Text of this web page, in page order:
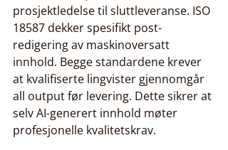
prosjektledelse til sluttleveranse. ISO
18587 dekker spesifikt post-
redigering av maskinoversatt
innhold. Begge standardene krever
at kvalifiserte lingvister gjennomgår
all output før levering. Dette sikrer at
selv AI-generert innhold møter
profesjonelle kvalitetskrav.